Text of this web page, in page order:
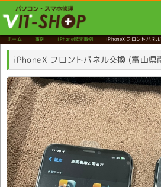
ホーム 事例 iPhone修理事例 iPhoneX フロントパネ
iPhoneX フロントパネル交換 (富山県